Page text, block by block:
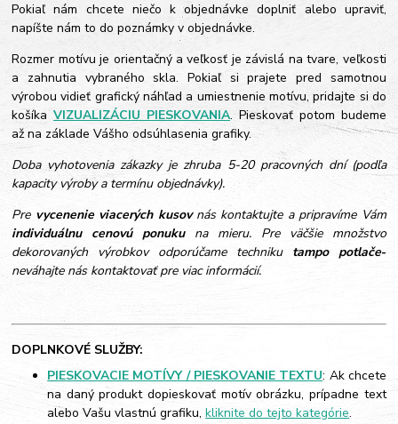
Pokiaľ nám chcete niečo k objednávke doplniť alebo upraviť,
napíšte nám to do poznámky v objednávke.
Rozmer motívu je orientačný a veľkosť je závislá na tvare, veľkosti
a zahnutia vybraného skla. Pokiaľ si prajete pred samotnou
výrobou vidieť grafický náhľad a umiestnenie motívu, pridajte si do
košíkaVIZUALIZÁCIU PIESKOVANIA. Pieskovať potom budeme
až na základe Vášho odsúhlasenia grafiky.
Doba vyhotovenia zákazky je zhruba 5-20 pracovných dní (podľa
kapacity výroby a termínu objednávky).
Pre vycenenie viacerých kusovnás kontaktujte a pripravíme Vám
individuálnu cenovú ponukuna mieru. Pre väčšie množstvo
dekorovaných výrobkov odporúčame techniku tampo potlače-
neváhajte nás kontaktovať pre viac informácií.
DOPLNKOVÉ SLUŽBY:
PIESKOVACIE MOTÍVY / PIESKOVANIE TEXTU: Ak chcete
na daný produkt dopieskovať motív obrázku, prípadne text
alebo Vašu vlastnú grafiku,kliknite do tejto kategórie.